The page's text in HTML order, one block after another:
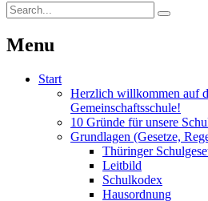
Menu
Start
Herzlich willkommen auf
Gemeinschaftsschule!
10 Gründe für unsere
Grundlagen (Gesetze,
Thüringer
Leitbild
Schulkodex
Hausordnung